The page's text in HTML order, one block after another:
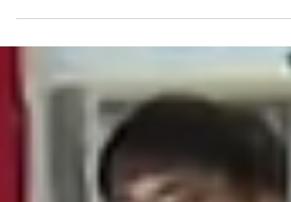
32【凝聚香港】播出的「樂齡有辦法-重拾回憶的
動五感大茶樓」之外，專訪我們軟餐顧問馬永成師
傅的軟餐廚師篇亦已播出，大家有沒有準...